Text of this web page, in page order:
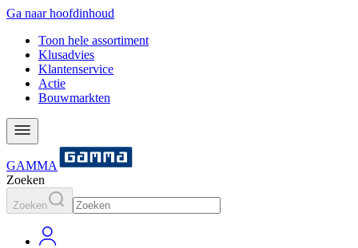
Ga naar hoofdinhoud
Toon hele assortiment
Klusadvies
Klantenservice
Actie
Bouwmarkten
GAMMA
Zoeken
Zoeken